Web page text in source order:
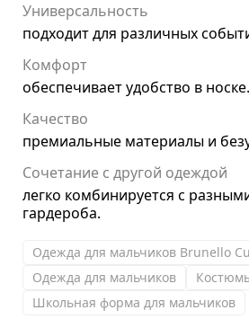
Универсальность
подходит для различных
Комфорт
обеспечивает удобство в носке.
Качество
премиальные материалы и
Сочетание с другой одеждой
легко комбинируется с
гардероба.
Одежда для мальчиков Brunello
Одежда для мальчиков
Школьная форма для мальчиков